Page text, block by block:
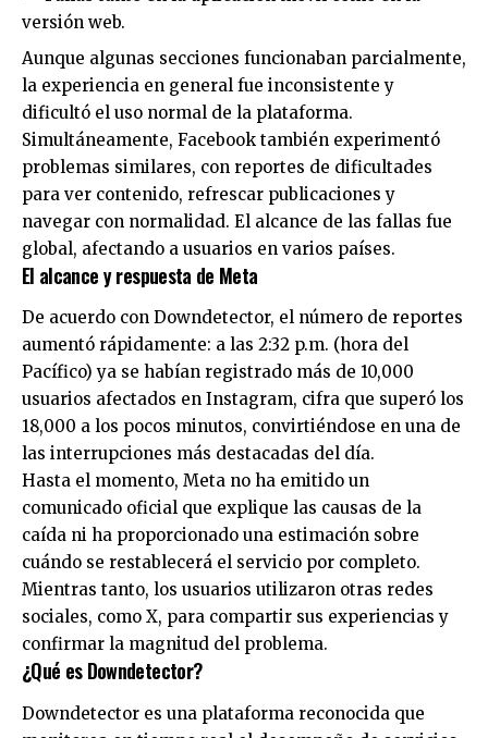
versión web.
Aunque algunas secciones funcionaban parcialmente,
la experiencia en general fue inconsistente y
dificultó el uso normal de la plataforma.
Simultáneamente, Facebook también experimentó
problemas similares, con reportes de dificultades
para ver contenido, refrescar publicaciones y
navegar con normalidad. El alcance de las fallas fue
global, afectando a usuarios en varios países.
El alcance y respuesta de Meta
De acuerdo con Downdetector, el número de reportes
aumentó rápidamente: a las 2:32 p.m. (hora del
Pacífico) ya se habían registrado más de 10,000
usuarios afectados en Instagram, cifra que superó los
18,000 a los pocos minutos, convirtiéndose en una de
las interrupciones más destacadas del día.
Hasta el momento, Meta no ha emitido un
comunicado oficial que explique las causas de la
caída ni ha proporcionado una estimación sobre
cuándo se restablecerá el servicio por completo.
Mientras tanto, los usuarios utilizaron otras redes
sociales, como X, para compartir sus experiencias y
confirmar la magnitud del problema.
¿Qué es Downdetector?
Downdetector es una plataforma reconocida que